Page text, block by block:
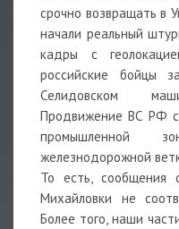
срочно возвращать в
начали реальный
кадры с
российские бойцы
Селидовском
Продвижение ВС РФ
промышленной
железнодорожной
То есть, сообщения
Михайловки не
Более того, наши